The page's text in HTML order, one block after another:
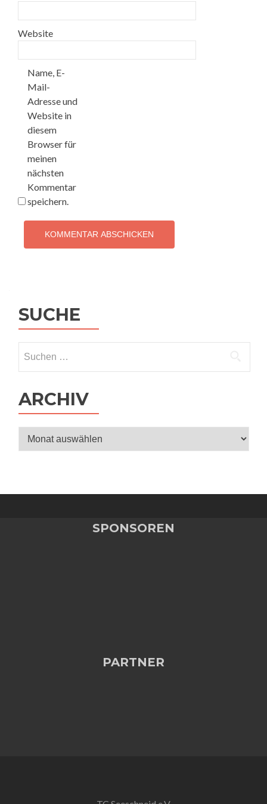
Website
Name, E-
Mail-
Adresse und
Website in
diesem
Browser für
meinen
nächsten
Kommentar
speichern.
SUCHE
nach:
ARCHIV
Archiv
SPONSOREN
PARTNER